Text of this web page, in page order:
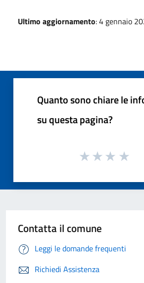
Ultimo aggiornamento: 4 gennaio
Quanto sono chiare le
su questa pagina?
Contatta il comune
Leggi le domande frequenti
Richiedi Assistenza